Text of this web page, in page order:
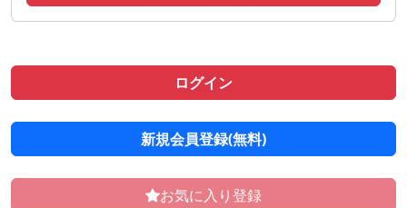
ログイン
新規会員登録(無料)
お気に入り登録